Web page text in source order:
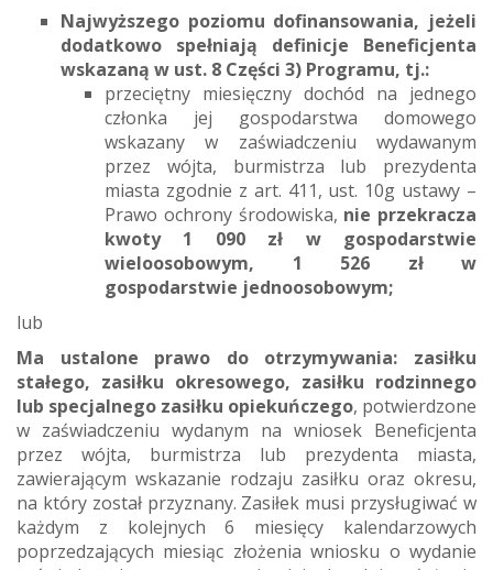
Najwyższego poziomu dofinansowania, jeżeli
dodatkowo spełniają definicje Beneficjenta
wskazaną w ust. 8 Części 3) Programu, tj.:
przeciętny miesięczny dochód na jednego
członka jej gospodarstwa domowego
wskazany w zaświadczeniu wydawanym
przez wójta, burmistrza lub prezydenta
miasta zgodnie z art. 411, ust. 10g ustawy –
Prawo ochrony środowiska, nie przekracza
kwoty 1 090 zł w gospodarstwie
wieloosobowym, 1 526 zł w
gospodarstwie jednoosobowym;
lub
Ma ustalone prawo do otrzymywania: zasiłku
stałego, zasiłku okresowego, zasiłku rodzinnego
lub specjalnego zasiłku opiekuńczego, potwierdzone
w zaświadczeniu wydanym na wniosek Beneficjenta
przez wójta, burmistrza lub prezydenta miasta,
zawierającym wskazanie rodzaju zasiłku oraz okresu,
na który został przyznany. Zasiłek musi przysługiwać w
każdym z kolejnych 6 miesięcy kalendarzowych
poprzedzających miesiąc złożenia wniosku o wydanie